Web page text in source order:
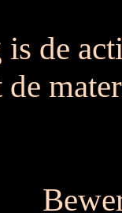
is de
de